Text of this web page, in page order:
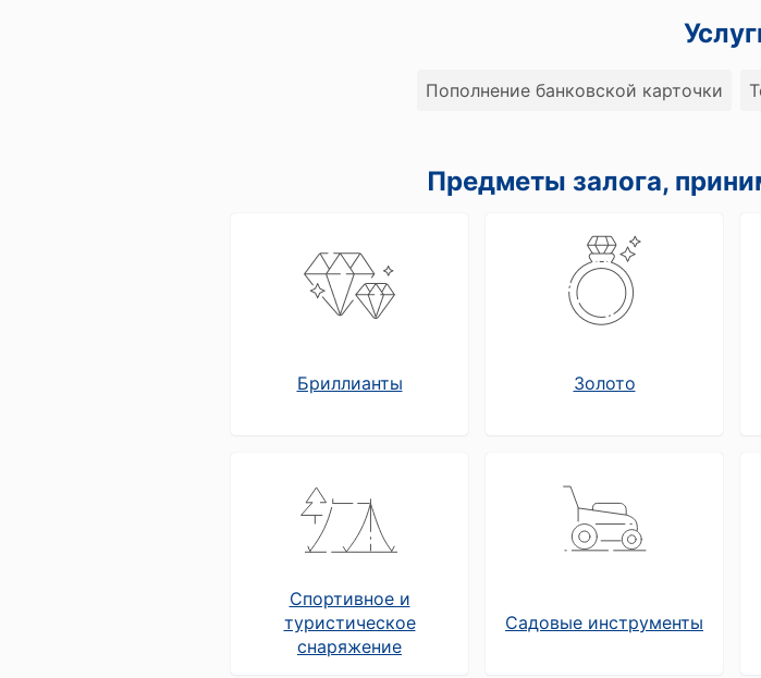
На что можно потратить бонусы
Пополнение банковской карточки
Предметы залога,
Бриллианты Золото
Спортивное и
туристическое
снаряжение
Садовые инструменты